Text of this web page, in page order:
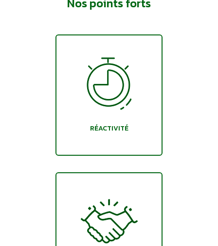
RÉACTIVITÉ